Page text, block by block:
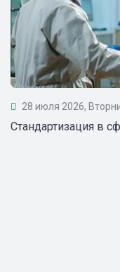
28 июля 2026,
Стандартизация в